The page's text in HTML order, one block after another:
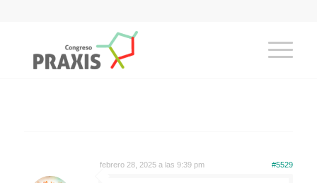
febrero 28, 2025 a las 9:39 pm #5529